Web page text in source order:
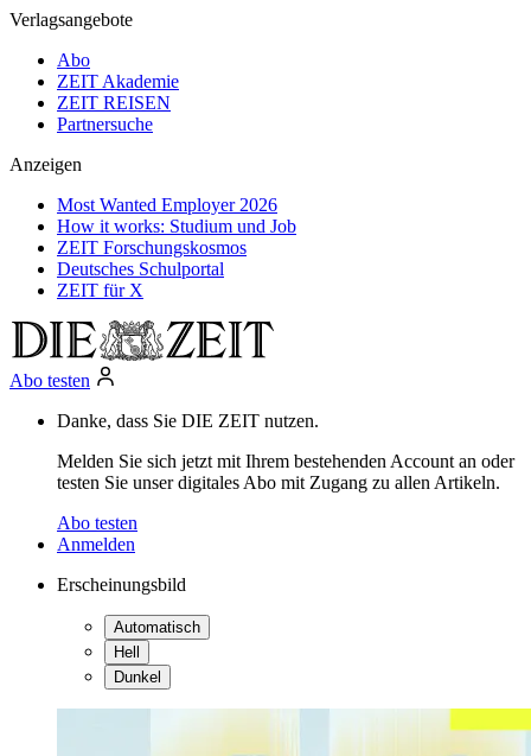
Verlagsangebote
Abo
ZEIT Akademie
ZEIT REISEN
Partnersuche
Anzeigen
Most Wanted Employer 2026
How it works: Studium und Job
ZEIT Forschungskosmos
Deutsches Schulportal
ZEIT für X
Abo testen
Danke, dass Sie DIE ZEIT nutzen.
Melden Sie sich jetzt mit Ihrem bestehenden Account an oder
testen Sie unser digitales Abo mit Zugang zu allen Artikeln.
Abo testen
Anmelden
Erscheinungsbild
Automatisch
Hell
Dunkel